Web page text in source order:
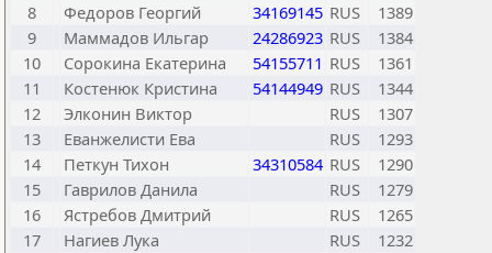
8
Федоров Георгий 34169145 RUS
1389
9
Маммадов Ильгар 24286923 RUS
1384
10
Сорокина Екатерина 54155711 RUS
1361
11
Костенюк Кристина 54144949 RUS
1344
12
Элконин Виктор RUS
1307
13
Еванжелисти Ева RUS
1293
14
Петкун Тихон 34310584 RUS
1290
15
Гаврилов Данила RUS
1279
16
Ястребов Дмитрий RUS
1265
17
Нагиев Лука RUS
1232